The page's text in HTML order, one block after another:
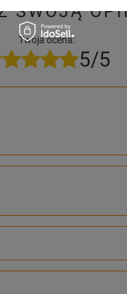
SWOJĄ
Twoja ocena:
5/5